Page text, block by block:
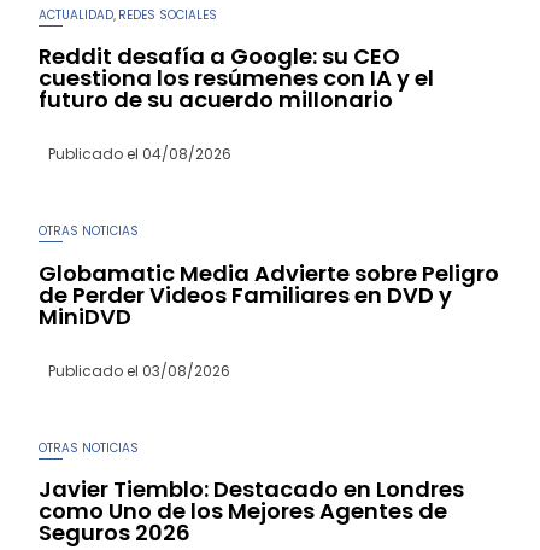
ACTUALIDAD REDES SOCIALES
Reddit desafía a Google: su CEO
cuestiona los resúmenes con IA y el
futuro de su acuerdo millonario
Publicado el 04/08/2026
OTRAS NOTICIAS
Globamatic Media Advierte sobre Peligro
de Perder Videos Familiares en DVD y
MiniDVD
Publicado el 03/08/2026
OTRAS NOTICIAS
Javier Tiemblo: Destacado en Londres
como Uno de los Mejores Agentes de
Seguros 2026